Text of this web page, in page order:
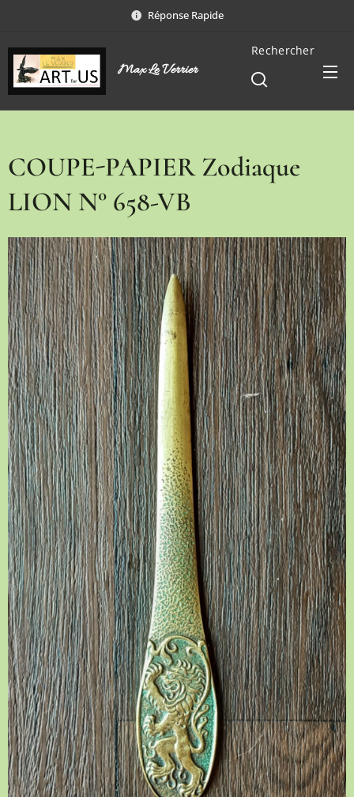
Réponse Rapide
Max Le Verrier
Rechercher
COUPE-PAPIER Zodiaque
LION N° 658-VB